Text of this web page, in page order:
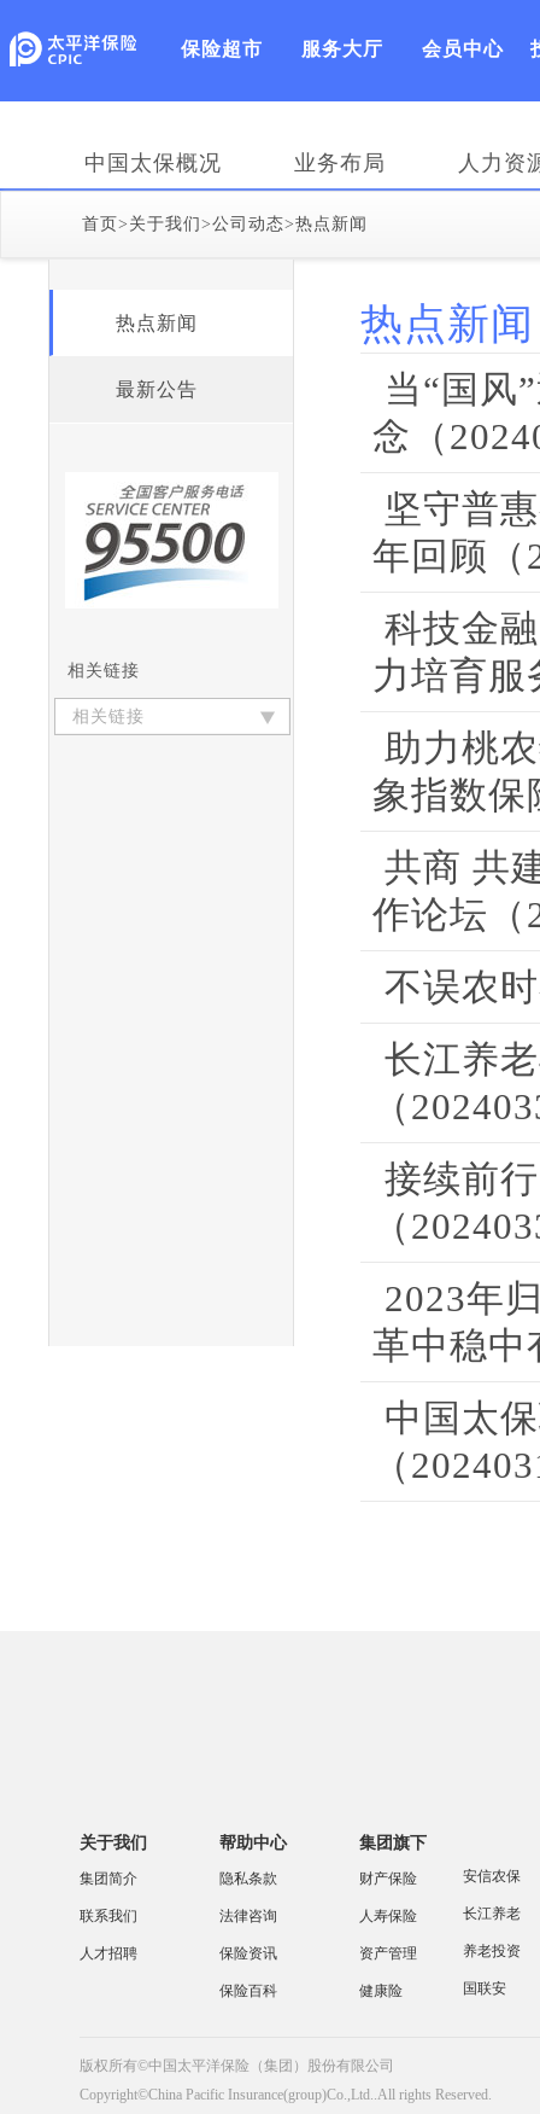
保险超市 服务大厅 会员中心
中国太保概况 业务布局 人力资
首页> 关于我们 >公司动态>热点新闻
热点新闻
最新公告
相关链接
相关链接
热点新闻
当“国风
念（
坚守普
年回顾（
科技金
力培育服
助力桃
象指数保
共商 共
作论坛（
不误农
长江养
（
接续前
（
2023年
革中稳中
中国太
（
关于我们
集团简介
联系我们
人才招聘
帮助中心
隐私条款
法律咨询
保险资讯
保险百科
集团旗下
财产保险
人寿保险
资产管理
健康险
安信农保
长江养老
养老投资
国联安
版权所有©中国太平洋保险（集团）股份有限公司
Copyright©China Pacific Insurance(group)Co.,Ltd..All rights Reserved.